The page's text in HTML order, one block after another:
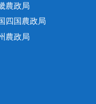
農政局
四国農政局
農政局